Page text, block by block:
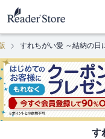
すれちがい愛 ～結納の日
す